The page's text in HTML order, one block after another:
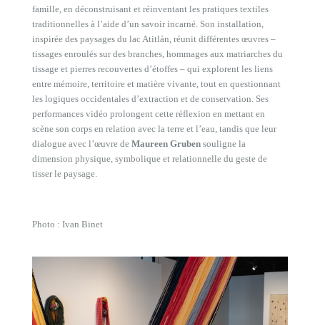
famille, en déconstruisant et réinventant les pratiques textiles
traditionnelles à l’aide d’un savoir incarné. Son installation,
inspirée des paysages du lac Atitlán, réunit différentes œuvres –
tissages enroulés sur des branches, hommages aux matriarches du
tissage et pierres recouvertes d’étoffes – qui explorent les liens
entre mémoire, territoire et matière vivante, tout en questionnant
les logiques occidentales d’extraction et de conservation. Ses
performances vidéo prolongent cette réflexion en mettant en
scène son corps en relation avec la terre et l’eau, tandis que leur
dialogue avec l’œuvre de Maureen Gruben souligne la
dimension physique, symbolique et relationnelle du geste de
tisser le paysage.
Photo : Ivan Binet